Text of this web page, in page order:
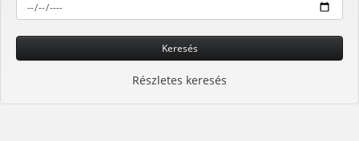
Keresés
Részletes keresés